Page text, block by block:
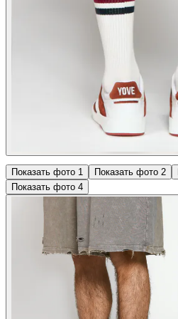
Показать фото 1 Показать фото 2
Показать фото 4